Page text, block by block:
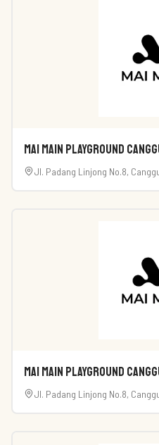
Mai Main Playground
Jl. Padang Linjong No.8,
Mai Main Playground
Jl. Padang Linjong No.8,